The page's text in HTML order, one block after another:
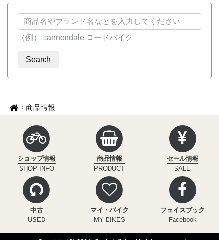
（例） cannondale ロードバイク
パ
ナ
サ
ク
ル
イ
ン
フ
ィ
ニ
ィ
商品情報
ショップ情報
SHOP INFO
商品情報
PRODUCT
セール情報
SALE
中古
USED
マイ・バイク
MY BIKES
フェイスブック
Facebook